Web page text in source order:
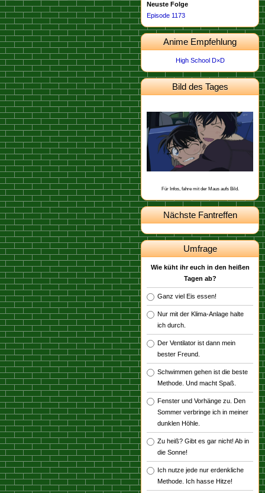
Neuste Folge
Episode 1173
Anime Empfehlung
High School D×D
Bild des Tages
Dieses Bild stammt von der
Episode 674
.
Schon gewusst, dass Kogoro eine
Narbe an der Schulter hat, die er sich
angeblich bei einem Baseballspiel
geholt hat?
Für Infos, fahre mit der Maus aufs Bild.
Nächste Fantreffen
Umfrage
Wie küht ihr euch in den heißen
Tagen ab?
Ganz viel Eis essen!
Nur mit der Klima-Anlage halte
ich durch.
Der Ventilator ist dann mein
bester Freund.
Schwimmen gehen ist die beste
Methode. Und macht Spaß.
Fenster und Vorhänge zu. Den
Sommer verbringe ich in meiner
dunklen Höhle.
Zu heiß? Gibt es gar nicht! Ab in
die Sonne!
Ich nutze jede nur erdenkliche
Methode. Ich hasse Hitze!